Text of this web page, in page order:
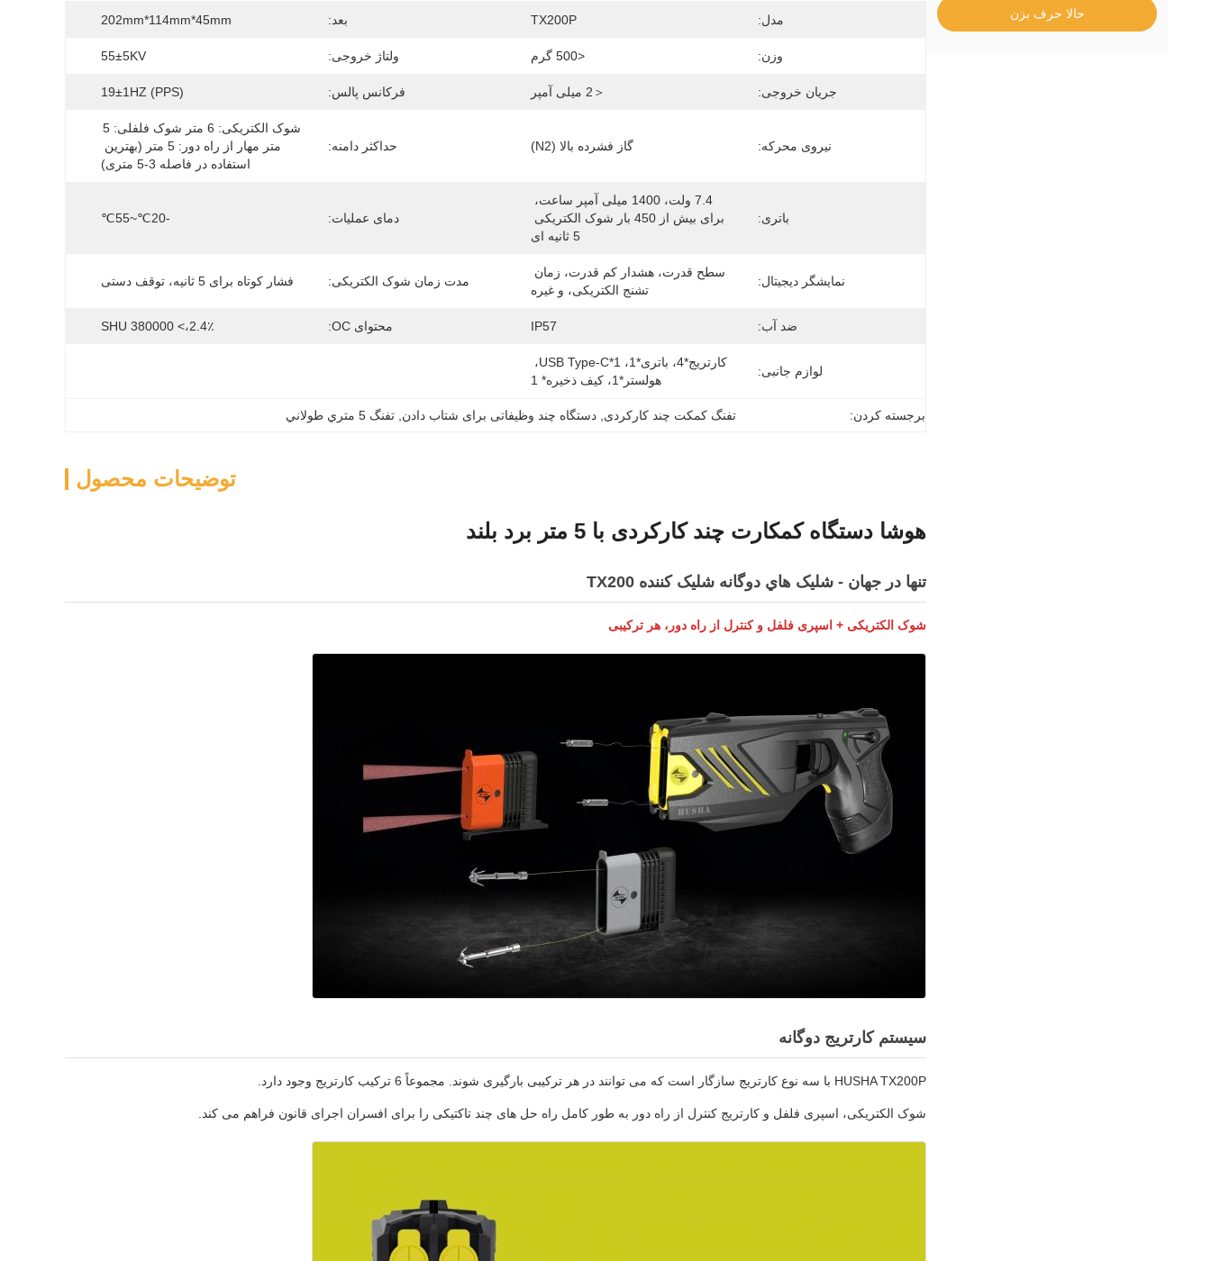
حالا حرف بزن مدل: TX200P بعد: 202mm*114mm*45mm
وزن: <500 گرم ولتاژ خروجی: 55±5KV
جریان خروجی: ＜2 میلی آمپر فرکانس پالس: 19±1HZ (PPS)
نیروی محرکه: گاز فشرده بالا (N2) حداکثر دامنه:
استفاده در فاصله 3-5 متری)
باتری:
5 ثانیه ای
دمای عملیات: -20℃~55℃
نمایشگر دیجیتال:
تشنج الکتریکی، و غیره
مدت زمان شوک الکتریکی: فشار کوتاه برای 5 ثانیه، توقف دستی
ضد آب: IP57 محتوای OC: 2.4٪،> 380000 SHU
لوازم جانبی:
هولستر*1، کیف ذخیره* 1
برجسته کردن: تفنگ کمکت چند کارکردی , دستگاه چند وظیفاتی برای شتاب دادن , تفنگ 5 متري طولاني
توضیحات محصول
هوشا دستگاه کمکارت چند کارکردی با 5 متر برد بلند
تنها در جهان - شليک هاي دوگانه شليک کننده TX200
شوک الکتریکی + اسپری فلفل و کنترل از راه دور، هر ترکیبی
سیستم کارتریج دوگانه
HUSHA TX200P با سه نوع کارتریج سازگار است که می توانند در هر ترکیبی بارگیری شوند. مجموعاً 6 ترکیب کارتریج وجود دارد.
شوک الکتریکی، اسپری فلفل و کارتریج کنترل از راه دور به طور کامل راه حل های چند تاکتیکی را برای افسران اجرای قانون فراهم می کند.